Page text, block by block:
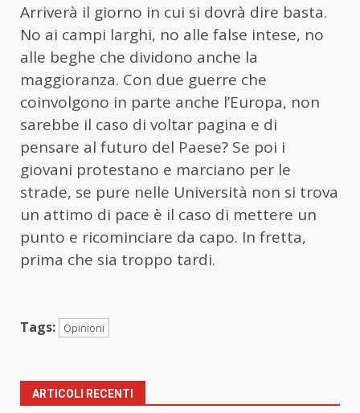
Arriverà il giorno in cui si dovrà dire basta.
No ai campi larghi, no alle false intese, no
alle beghe che dividono anche la
maggioranza. Con due guerre che
coinvolgono in parte anche l’Europa, non
sarebbe il caso di voltar pagina e di
pensare al futuro del Paese? Se poi i
giovani protestano e marciano per le
strade, se pure nelle Università non si trova
un attimo di pace è il caso di mettere un
punto e ricominciare da capo. In fretta,
prima che sia troppo tardi.
Tags: Opinioni
ARTICOLI RECENTI